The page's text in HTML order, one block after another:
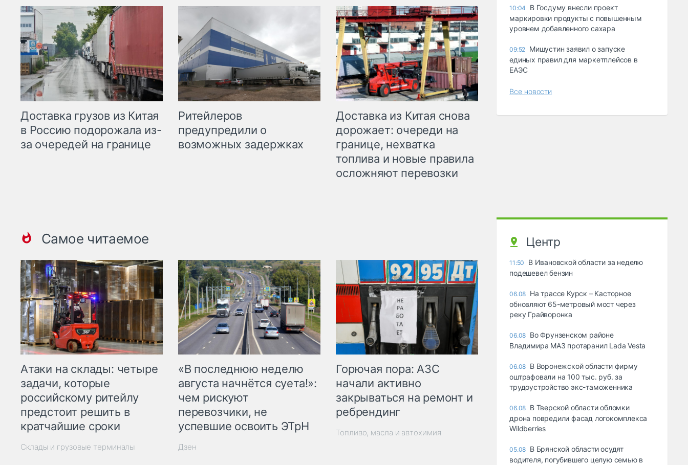
Доставка грузов из Китая
в Россию подорожала из-
за очередей на границе
Ритейлеров
предупредили о
возможных задержках
Доставка из Китая снова
дорожает: очереди на
границе, нехватка
топлива и новые правила
осложняют перевозки
Самое читаемое
Атаки на склады: четыре
задачи, которые
российскому ритейлу
предстоит решить в
кратчайшие сроки
Склады и грузовые терминалы
«В последнюю неделю
августа начнётся суета!»:
чем рискуют
перевозчики, не
успевшие освоить ЭТрН
Дзен
Горючая пора: АЗС
начали активно
закрываться на ремонт и
ребрендинг
Топливо, масла и автохимия
10:04
В Госдуму внесли проект
маркировки продукты с повышенным
уровнем добавленного сахара
09:52 Мишустин заявил о запуске
единых правил для маркетплейсов в
ЕАЭС
Все новости
Центр
11:50
В Ивановской области за неделю
подешевел бензин
06.08 На трассе Курск – Касторное
обновляют 65-метровый мост через
реку Грайворонка
06.08 Во Фрунзенском районе
Владимира МАЗ протаранил Lada Vesta
06.08 В Воронежской области фирму
оштрафовали на 100 тыс. руб. за
трудоустройство экс-таможенника
06.08 В Тверской области обломки
дрона повредили фасад логокомплекса
Wildberries
05.08 В Брянской области осудят
водителя, погубившего целую семью в